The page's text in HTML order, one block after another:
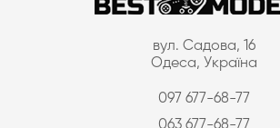
вул. Садова, 16
Одеса, Україна
097 677-68-77